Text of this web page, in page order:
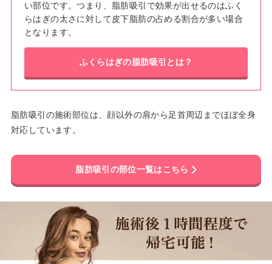
い部位です。つまり、脂肪吸引で効果が出せるのはふく
らはぎの太さに対して皮下脂肪の占める割合が多い場合
となります。
ふくらはぎの脂肪吸引とは？
脂肪吸引の施術部位は、顔以外の肩から足首周辺までほぼ全身
対応しています。
脂肪吸引の部位一覧はこちら